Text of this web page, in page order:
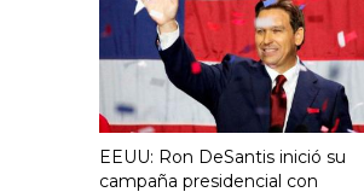
EEUU: Ron DeSantis inició su
campaña presidencial con